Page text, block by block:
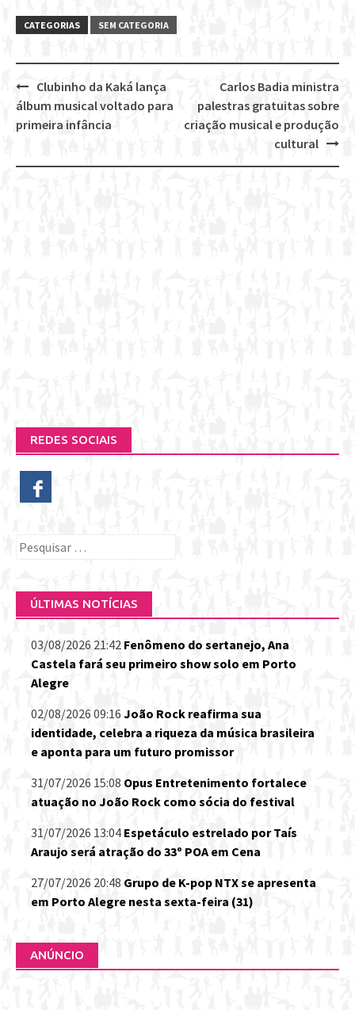
CATEGORIAS SEM CATEGORIA
Post
navigation
Carlos Badia ministra
palestras gratuitas sobre
criação musical e produção
cultural
Clubinho da Kaká lança
álbum musical voltado para
primeira infância
REDES SOCIAIS
Pesquisar
ÚLTIMAS NOTÍCIAS
03/08/2026 21:42 Fenômeno do sertanejo, Ana
Castela fará seu primeiro show solo em Porto
Alegre
02/08/2026 09:16 João Rock reafirma sua
identidade, celebra a riqueza da música brasileira
e aponta para um futuro promissor
31/07/2026 15:08 Opus Entretenimento fortalece
atuação no João Rock como sócia do festival
31/07/2026 13:04 Espetáculo estrelado por Taís
Araujo será atração do 33º POA em Cena
27/07/2026 20:48 Grupo de K-pop NTX se apresenta
em Porto Alegre nesta sexta-feira (31)
ANÚNCIO